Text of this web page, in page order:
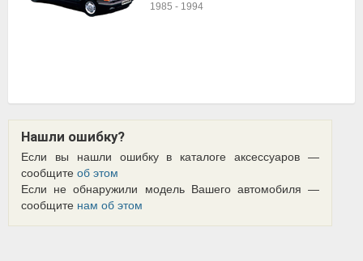
1985 - 1994
Нашли ошибку?
Если вы нашли ошибку в каталоге аксессуаров —
сообщите об этом
Если не обнаружили модель Вашего автомобиля —
сообщите нам об этом